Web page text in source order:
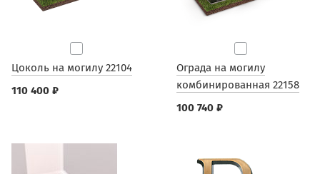
Цоколь на могилу 22104
110 400 ₽
Ограда на могилу
комбинированная 22158
100 740 ₽